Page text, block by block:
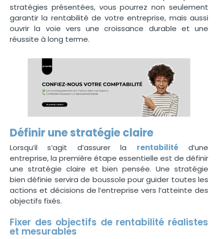
stratégies présentées, vous pourrez non seulement
garantir la rentabilité de votre entreprise, mais aussi
ouvrir la voie vers une croissance durable et une
réussite à long terme.
Définir une stratégie claire
Lorsqu’il s’agit d’assurer la rentabilité d’une
entreprise, la première étape essentielle est de définir
une stratégie claire et bien pensée. Une stratégie
bien définie servira de boussole pour guider toutes les
actions et décisions de l’entreprise vers l’atteinte des
objectifs fixés.
Fixer des objectifs de rentabilité réalistes
et mesurables